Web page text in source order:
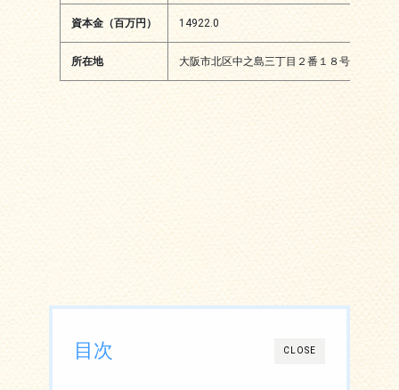
資本金（百万円） 14922.0
所在地 大阪市北区中之島三丁目２番１８号
CLOSE
目次